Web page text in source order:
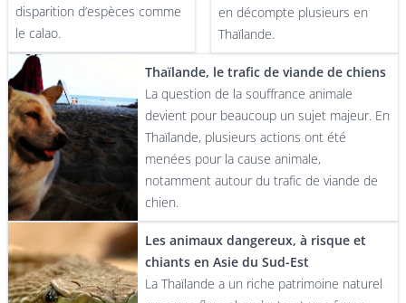
disparition d’espèces comme
le calao.
en décompte plusieurs en
Thaïlande.
Thaïlande, le trafic de viande de chiens
La question de la souffrance animale
devient pour beaucoup un sujet majeur. En
Thaïlande, plusieurs actions ont été
menées pour la cause animale,
notamment autour du trafic de viande de
chien.
Les animaux dangereux, à risque et
chiants en Asie du Sud-Est
La Thaïlande a un riche patrimoine naturel